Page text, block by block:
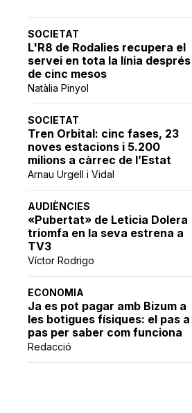
SOCIETAT
L'R8 de Rodalies recupera el
servei en tota la línia després
de cinc mesos
Natàlia Pinyol
SOCIETAT
Tren Orbital: cinc fases, 23
noves estacions i 5.200
milions a càrrec de l’Estat
Arnau Urgell i Vidal
AUDIÈNCIES
«Pubertat» de Leticia Dolera
triomfa en la seva estrena a
TV3
Víctor Rodrigo
ECONOMIA
Ja es pot pagar amb Bizum a
les botigues físiques: el pas a
pas per saber com funciona
Redacció